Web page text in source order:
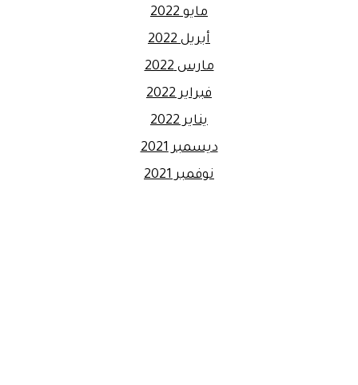
مايو 2022
أبريل 2022
مارس 2022
فبراير 2022
يناير 2022
ديسمبر 2021
نوفمبر 2021